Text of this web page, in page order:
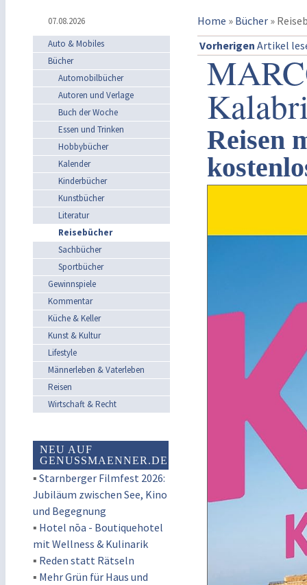
07.08.2026 Home » Bücher »
Auto & Mobiles
Bücher
Automobilbücher
Autoren und Verlage
Buch der Woche
Essen und Trinken
Hobbybücher
Kalender
Kinderbücher
Kunstbücher
Literatur
Reisebücher
Sachbücher
Sportbücher
Gewinnspiele
Kommentar
Küche & Keller
Kunst & Kultur
Lifestyle
Männerleben & Vaterleben
Reisen
Wirtschaft & Recht
NEU AUF
GENUSSMAENNER.DE
▪ Starnberger Filmfest 2026:
Jubiläum zwischen See, Kino
und Begegnung
▪ Hotel nōa - Boutiquehotel
mit Wellness & Kulinarik
▪ Reden statt Rätseln
▪ Mehr Grün für Haus und
Vorherigen Artikel
Reisen